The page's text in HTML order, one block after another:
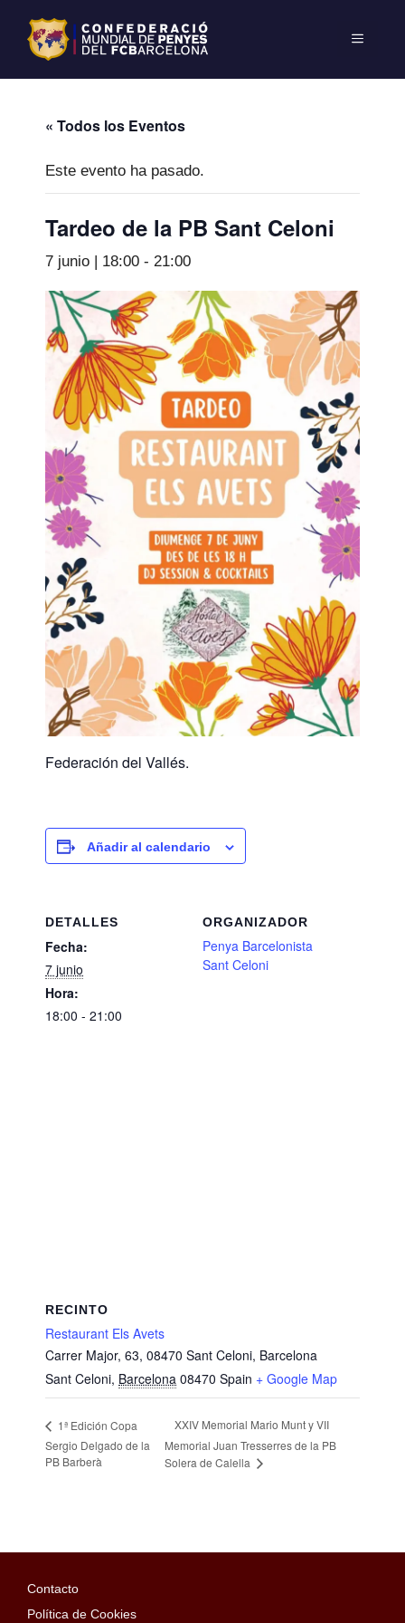
« Todos los Eventos
Este evento ha pasado.
Tardeo de la PB Sant Celoni
7 junio | 18:00 - 21:00
Federación del Vallés.
Añadir al calendario
DETALLES
Fecha:
7 junio
Hora:
18:00 - 21:00
ORGANIZADOR
Penya Barcelonista
Sant Celoni
RECINTO
Restaurant Els Avets
Carrer Major, 63, 08470 Sant Celoni, Barcelona
Sant Celoni, Barcelona 08470 Spain + Google Map
1ª Edición Copa
Sergio Delgado de la
PB Barberà
XXIV Memorial Mario Munt y VII
Memorial Juan Tresserres de la PB
Solera de Calella
Contacto
Política de Cookies